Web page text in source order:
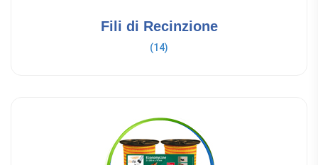
Fili di Recinzione
(14)